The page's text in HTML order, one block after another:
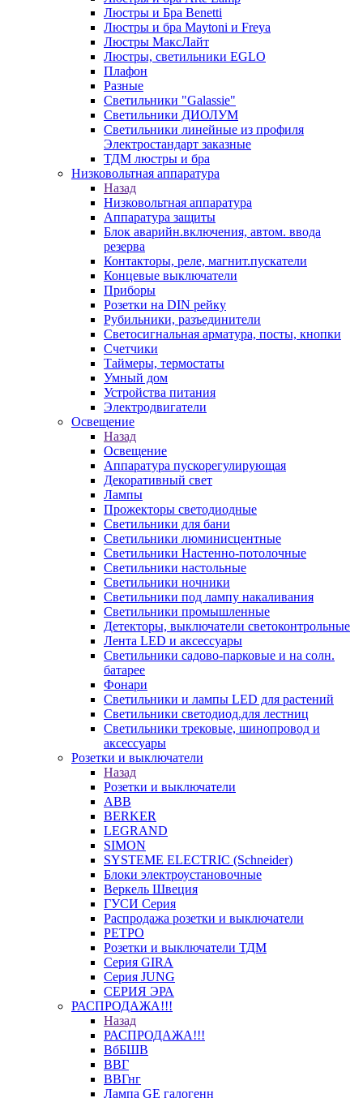
Люстры и Бра Benetti
Люстры и бра Maytoni и Freya
Люстры МаксЛайт
Люстры, светильники EGLO
Плафон
Разные
Светильники "Galassie"
Светильники ДИОЛУМ
Светильники линейные из профиля
Электростандарт заказные
ТДМ люстры и бра
Низковольтная аппаратура
Назад
Низковольтная аппаратура
Аппаратура защиты
Блок аварийн.включения, автом. ввода
резерва
Контакторы, реле, магнит.пускатели
Концевые выключатели
Приборы
Розетки на DIN рейку
Рубильники, разъединители
Светосигнальная арматура, посты, кнопки
Счетчики
Таймеры, термостаты
Умный дом
Устройства питания
Электродвигатели
Освещение
Назад
Освещение
Аппаратура пускорегулирующая
Декоративный свет
Лампы
Прожекторы светодиодные
Светильники для бани
Светильники люминисцентные
Светильники Настенно-потолочные
Светильники настольные
Светильники ночники
Светильники под лампу накаливания
Светильники промышленные
Детекторы, выключатели светоконтрольные
Лента LED и аксессуары
Светильники садово-парковые и на солн.
батарее
Фонари
Светильники и лампы LED для растений
Светильники светодиод.для лестниц
Светильники трековые, шинопровод и
аксессуары
Розетки и выключатели
Назад
Розетки и выключатели
ABB
BERKER
LEGRAND
SIMON
SYSTEME ELECTRIC (Schneider)
Блоки электроустановочные
Веркель Швеция
ГУСИ Серия
Распродажа розетки и выключатели
РЕТРО
Розетки и выключатели ТДМ
Серия GIRA
Серия JUNG
СЕРИЯ ЭРА
РАСПРОДАЖА!!!
Назад
РАСПРОДАЖА!!!
ВбБШВ
ВВГ
ВВГнг
Лампа GE галогенн